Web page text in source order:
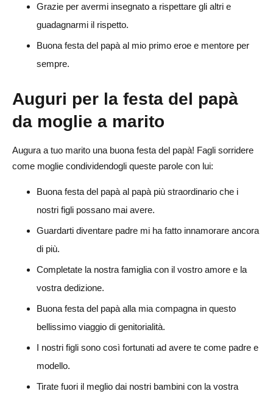
Grazie per avermi insegnato a rispettare gli altri e
guadagnarmi il rispetto.
Buona festa del papà al mio primo eroe e mentore per
sempre.
Auguri per la festa del papà
da moglie a marito
Augura a tuo marito una buona festa del papà! Fagli sorridere
come moglie condividendogli queste parole con lui:
Buona festa del papà al papà più straordinario che i
nostri figli possano mai avere.
Guardarti diventare padre mi ha fatto innamorare ancora
di più.
Completate la nostra famiglia con il vostro amore e la
vostra dedizione.
Buona festa del papà alla mia compagna in questo
bellissimo viaggio di genitorialità.
I nostri figli sono così fortunati ad avere te come padre e
modello.
Tirate fuori il meglio dai nostri bambini con la vostra